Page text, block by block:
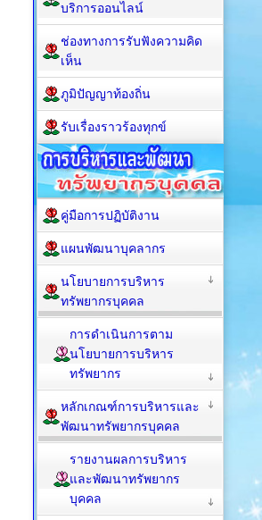
บริการออนไลน์
ช่องทางการรับฟังความคิด
เห็น
ภูมิปัญญาท้องถิ่น
รับเรื่องราวร้องทุกข์
คู่มือการปฏิบัติงาน
แผนพัฒนาบุคลากร
นโยบายการบริหาร
ทรัพยากรบุคคล
การดำเนินการตาม
นโยบายการบริหาร
ทรัพยากร
หลักเกณฑ์การบริหารและ
พัฒนาทรัพยากรบุคคล
รายงานผลการบริหาร
และพัฒนาทรัพยากร
บุคคล